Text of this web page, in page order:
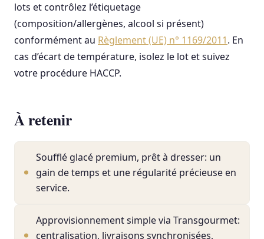
lots et contrôlez l’étiquetage
(composition/allergènes, alcool si présent)
conformément au Règlement (UE) n° 1169/2011. En
cas d’écart de température, isolez le lot et suivez
votre procédure HACCP.
À retenir
Soufflé glacé premium, prêt à dresser: un
gain de temps et une régularité précieuse en
service.
Approvisionnement simple via Transgourmet:
centralisation, livraisons synchronisées,